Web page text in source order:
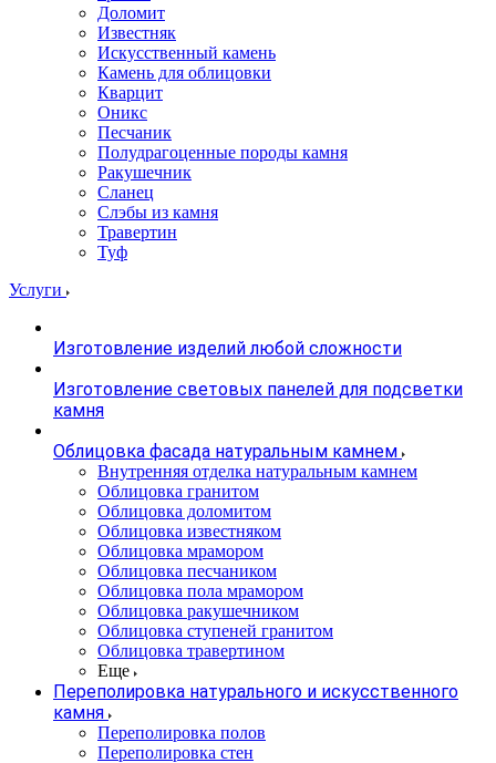
Доломит
Известняк
Искусственный камень
Камень для облицовки
Кварцит
Оникс
Песчаник
Полудрагоценные породы камня
Ракушечник
Сланец
Слэбы из камня
Травертин
Туф
Услуги
Изготовление изделий любой сложности
Изготовление световых панелей для подсветки
камня
Облицовка фасада натуральным камнем
Внутренняя отделка натуральным камнем
Облицовка гранитом
Облицовка доломитом
Облицовка известняком
Облицовка мрамором
Облицовка песчаником
Облицовка пола мрамором
Облицовка ракушечником
Облицовка ступеней гранитом
Облицовка травертином
Еще
Переполировка натурального и искусственного
камня
Переполировка полов
Переполировка стен